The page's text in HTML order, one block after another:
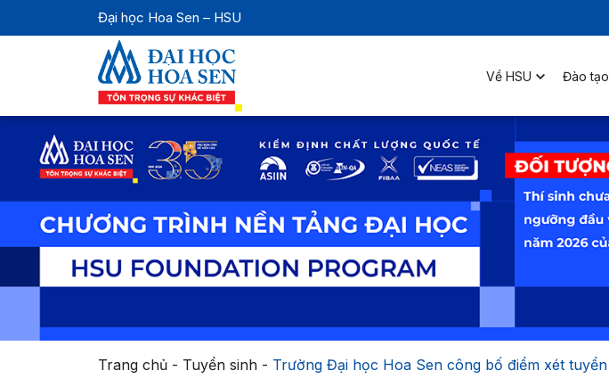
Đại học Hoa Sen – HSU
Về HSU Đào tạo
Trang chủ- Tuyển sinh- Trường Đại học Hoa Sen công bố điểm xét